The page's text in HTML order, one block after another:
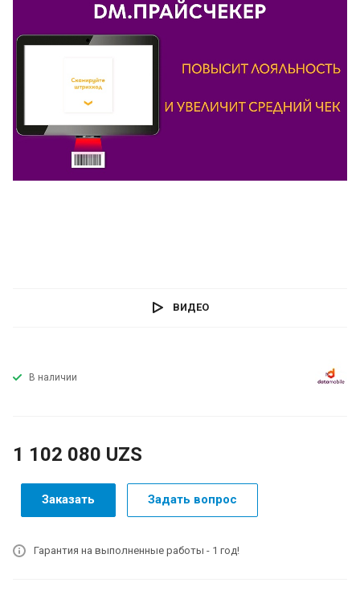
ВИДЕО
В наличии
1 102 080 UZS
Заказать Задать вопрос
Гарантия на выполненные работы - 1 год!